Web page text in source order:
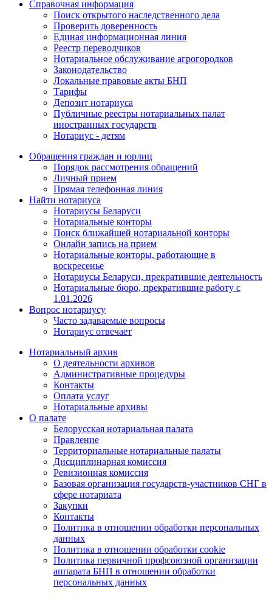
Справочная информация
Поиск открытого наследственного дела
Проверить доверенность
Единая информационная линия
Реестр переводчиков
Нотариальное обслуживание агрогородков
Законодательство
Локальные правовые акты БНП
Тарифы
Депозит нотариуса
Публичные реестры нотариальных палат
иностранных государств
Нотариус - детям
Обращения граждан и юрлиц
Порядок рассмотрения обращений
Личный прием
Прямая телефонная линия
Найти нотариуса
Нотариусы Беларуси
Нотариальные конторы
Поиск ближайшей нотариальной конторы
Онлайн запись на прием
Нотариальные конторы, работающие в
воскресенье
Нотариусы Беларуси, прекратившие деятельность
Нотариальные бюро, прекратившие работу с
1.01.2026
Вопрос нотариусу
Часто задаваемые вопросы
Нотариус отвечает
Нотариальный архив
О деятельности архивов
Административные процедуры
Контакты
Оплата услуг
Нотариальные архивы
О палате
Белорусская нотариальная палата
Правление
Территориальные нотариальные палаты
Дисциплинарная комиссия
Ревизионная комиссия
Базовая организация государств-участников СНГ в
сфере нотариата
Закупки
Контакты
Политика в отношении обработки персональных
данных
Политика в отношении обработки cookie
Политика первичной профсоюзной организации
аппарата БНП в отношении обработки
персональных данных